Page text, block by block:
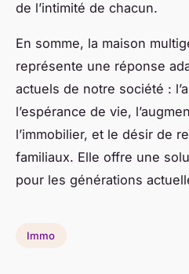
de l’intimité de chacun.
En somme, la maison
représente une réponse
actuels de notre société :
l’espérance de vie,
l’immobilier, et le désir de
familiaux. Elle offre une
pour les générations
Immo